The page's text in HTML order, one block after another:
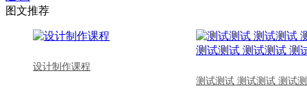
图文推荐
设计制作课程
测试测试 测试测试 测试